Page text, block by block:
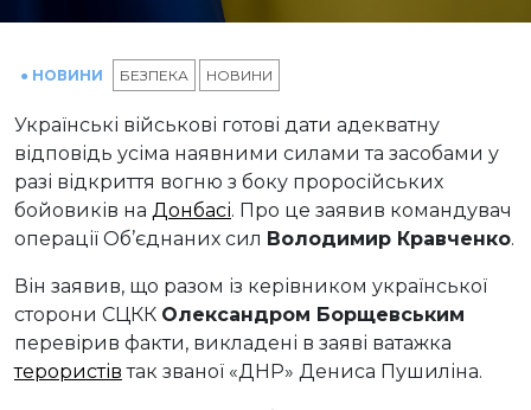
● НОВИНИ БЕЗПЕКА НОВИНИ
Українські військові готові дати адекватну
відповідь усіма наявними силами та засобами у
разі відкриття вогню з боку проросійських
бойовиків на Донбасі. Про це заявив командувач
операції Об’єднаних сил Володимир Кравченко.
Він заявив, що разом із керівником української
сторони СЦКК Олександром Борщевським
перевірив факти, викладені в заяві ватажка
терористів так званої «ДНР» Дениса Пушиліна.